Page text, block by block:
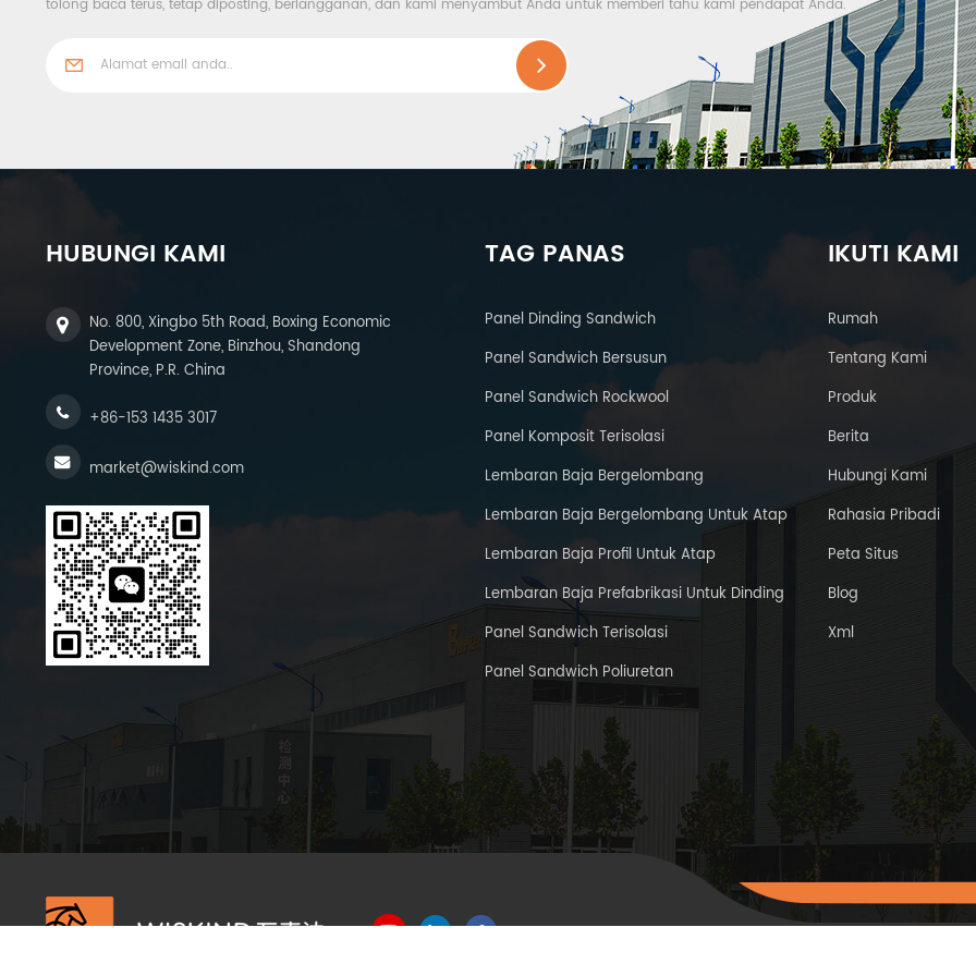
tolong baca terus, tetap diposting, berlangganan, dan kami menyambut Anda untuk memberi tahu kami pendapat Anda.
HUBUNGI KAMI
No. 800, Xingbo 5th Road, Boxing Economic
Development Zone, Binzhou, Shandong
Province, P.R. China
+86-153 1435 3017
market@wiskind.com
TAG PANAS
Panel Dinding Sandwich
Panel Sandwich Bersusun
Panel Sandwich Rockwool
Panel Komposit Terisolasi
Lembaran Baja Bergelombang
Lembaran Baja Bergelombang Untuk Atap
Lembaran Baja Profil Untuk Atap
Lembaran Baja Prefabrikasi Untuk Dinding
Panel Sandwich Terisolasi
Panel Sandwich Poliuretan
IKUTI KAMI
Rumah
Tentang Kami
Produk
Berita
Hubungi Kami
Rahasia Pribadi
Peta Situs
Blog
Xml